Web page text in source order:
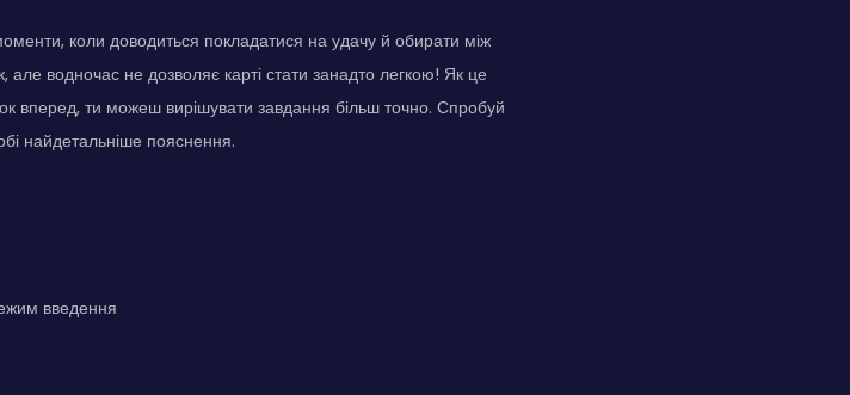
коли доводиться покладатися на удачу й обирати між
але водночас не дозволяє карті стати занадто легкою! Як це
вперед, ти можеш вирішувати завдання більш точно. Спробуй
найдетальніше пояснення.
введення